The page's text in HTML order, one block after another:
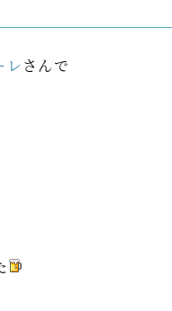
レさんで